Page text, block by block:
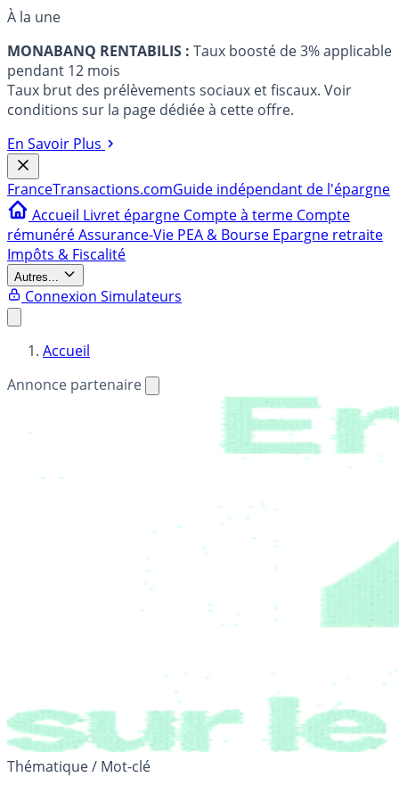
À la une
MONABANQ RENTABILIS : Taux boosté de 3% applicable
pendant 12 mois
Taux brut des prélèvements sociaux et fiscaux. Voir
conditions sur la page dédiée à cette offre.
En Savoir Plus
FranceTransactions.comGuide indépendant de l'épargne
Accueil Livret épargne Compte à terme Compte
rémunéréAssurance-Vie PEA & Bourse Epargne retraite
Impôts & Fiscalité
Autres...
Connexion Simulateurs
Accueil
Annonce partenaire
Thématique / Mot-clé